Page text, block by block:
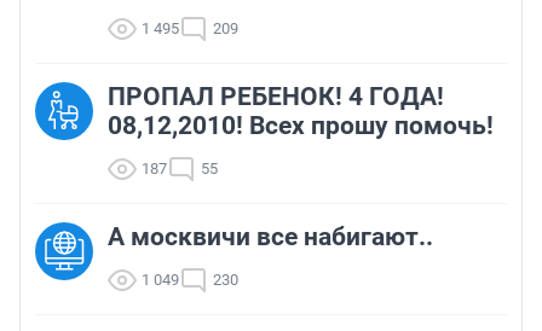
1 495 209
ПРОПАЛ РЕБЕНОК! 4 ГОДА!
08,12,2010! Всех прошу помочь!
187 55
А москвичи все набигают..
1 049 230